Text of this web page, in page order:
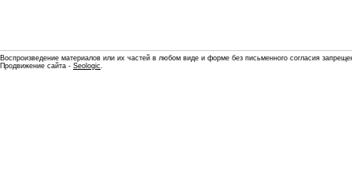
Воспроизведение материалов или их частей в любом виде и форме без письменного согласия
Продвижение сайта - Seologic.